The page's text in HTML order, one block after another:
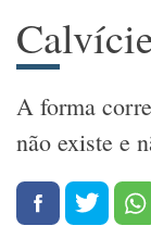
A forma
não existe e